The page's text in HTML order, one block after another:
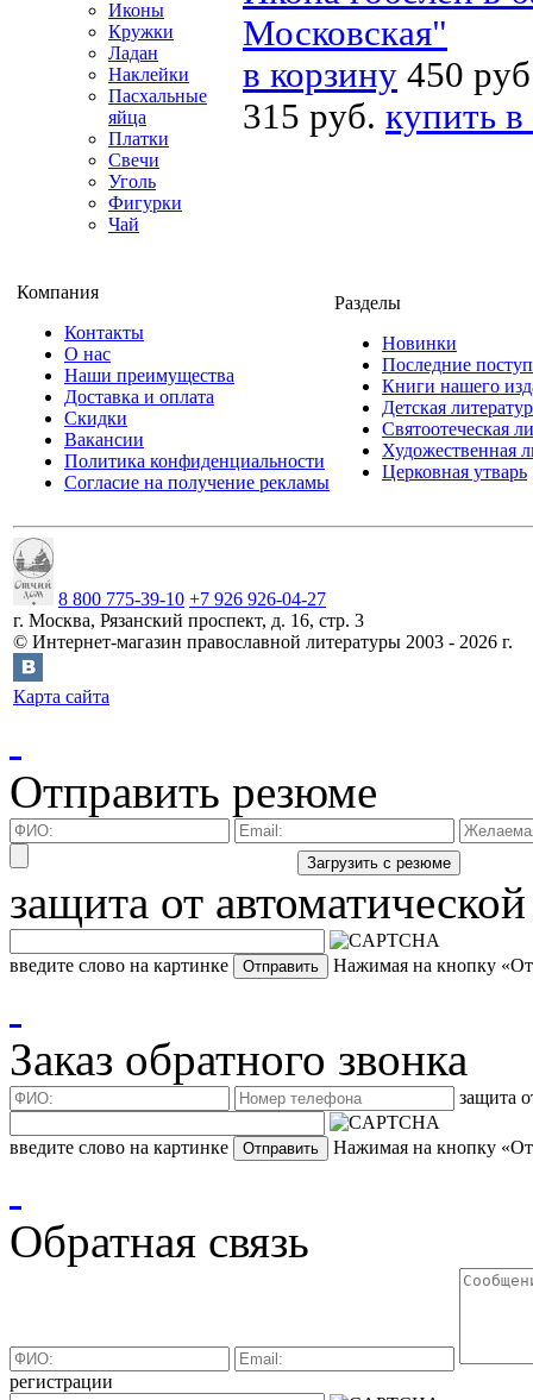
Иконы
Кружки
Ладан
Наклейки
Пасхальные
яйца
Платки
Свечи
Уголь
Фигурки
Чай
Московская"
в корзину 450
315 руб. купить
Компания
Контакты
О нас
Наши преимущества
Доставка и оплата
Скидки
Вакансии
Политика конфиденциальности
Согласие на получение рекламы
Разделы
Новинки
Последние
Книги нашего
Детская
Святоотеческая
Художественная
Церковная утварь
8 800 775-39-10 +7 926 926-04-27
г. Москва, Рязанский проспект, д. 16, стр. 3
© Интернет-магазин православной литературы 2003 - 2026 г.
Карта сайта
Отправить резюме
защита от
введите слово на картинке Нажимая на кнопку
Заказ обратного звонка
защита
введите слово на картинке Нажимая на кнопку
Обратная связь
регистрации